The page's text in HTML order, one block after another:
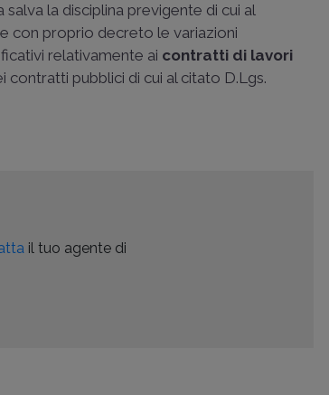
la disciplina previgente di cui al
con proprio decreto le variazioni
relativamente ai contratti di lavori
pubblici di cui al citato D.Lgs.
il tuo agente di